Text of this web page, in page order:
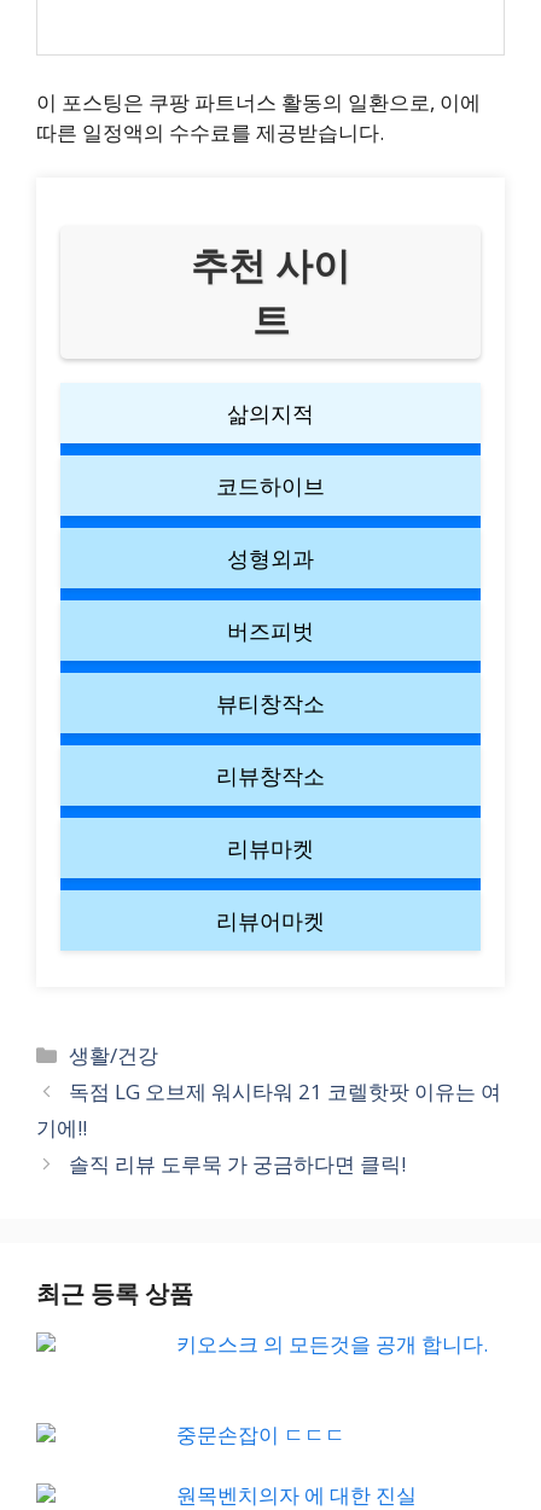
이 포스팅은 쿠팡 파트너스 활동의 일환으로, 이에
따른 일정액의 수수료를 제공받습니다.
추천 사이
트
삶의지적
코드하이브
성형외과
버즈피벗
뷰티창작소
리뷰창작소
리뷰마켓
리뷰어마켓
Categories
생활/건강
독점 LG 오브제 워시타워 21 코렐핫팟 이유는 여
기에!!
솔직 리뷰 도루묵 가 궁금하다면 클릭!
최근 등록 상품
키오스크 의 모든것을 공개 합니다.
중문손잡이 ㄷㄷㄷ
원목벤치의자 에 대한 진실